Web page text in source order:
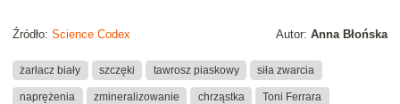
Autor: Anna Błońska
Źródło: Science Codex
żarłacz biały szczęki tawrosz piaskowy siła zwarcia
naprężenia zmineralizowanie chrząstka Toni Ferrara